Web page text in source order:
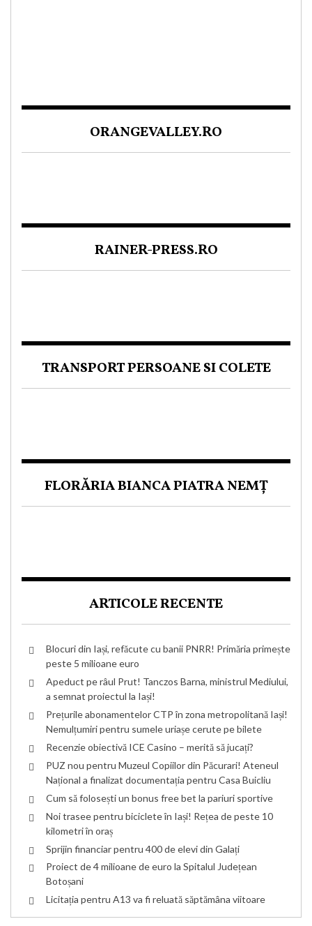
ORANGEVALLEY.RO
RAINER-PRESS.RO
TRANSPORT PERSOANE SI COLETE
FLORĂRIA BIANCA PIATRA NEMȚ
ARTICOLE RECENTE
Blocuri din Iași, refăcute cu banii PNRR! Primăria primește
peste 5 milioane euro
Apeduct pe râul Prut! Tanczos Barna, ministrul Mediului,
a semnat proiectul la Iași!
Prețurile abonamentelor CTP în zona metropolitană Iași!
Nemulțumiri pentru sumele uriașe cerute pe bilete
Recenzie obiectivă ICE Casino – merită să jucați?
PUZ nou pentru Muzeul Copiilor din Păcurari! Ateneul
Național a finalizat documentația pentru Casa Buicliu
Cum să folosești un bonus free bet la pariuri sportive
Noi trasee pentru biciclete în Iași! Rețea de peste 10
kilometri în oraș
Sprijin financiar pentru 400 de elevi din Galați
Proiect de 4 milioane de euro la Spitalul Județean
Botoșani
Licitația pentru A13 va fi reluată săptămâna viitoare